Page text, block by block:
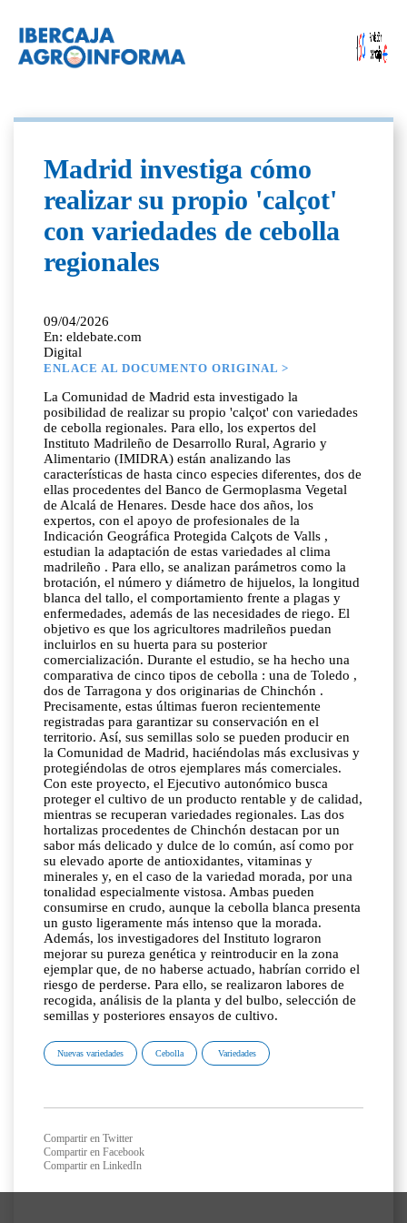
Madrid investiga cómo
realizar su propio 'calçot'
con variedades de cebolla
regionales
09/04/2026
En: eldebate.com
Digital
ENLACE AL DOCUMENTO ORIGINAL >
La Comunidad de Madrid esta investigado la
posibilidad de realizar su propio 'calçot' con variedades
de cebolla regionales. Para ello, los expertos del
Instituto Madrileño de Desarrollo Rural, Agrario y
Alimentario (IMIDRA) están analizando las
características de hasta cinco especies diferentes, dos de
ellas procedentes del Banco de Germoplasma Vegetal
de Alcalá de Henares. Desde hace dos años, los
expertos, con el apoyo de profesionales de la
Indicación Geográfica Protegida Calçots de Valls ,
estudian la adaptación de estas variedades al clima
madrileño . Para ello, se analizan parámetros como la
brotación, el número y diámetro de hijuelos, la longitud
blanca del tallo, el comportamiento frente a plagas y
enfermedades, además de las necesidades de riego. El
objetivo es que los agricultores madrileños puedan
incluirlos en su huerta para su posterior
comercialización. Durante el estudio, se ha hecho una
comparativa de cinco tipos de cebolla : una de Toledo ,
dos de Tarragona y dos originarias de Chinchón .
Precisamente, estas últimas fueron recientemente
registradas para garantizar su conservación en el
territorio. Así, sus semillas solo se pueden producir en
la Comunidad de Madrid, haciéndolas más exclusivas y
protegiéndolas de otros ejemplares más comerciales.
Con este proyecto, el Ejecutivo autonómico busca
proteger el cultivo de un producto rentable y de calidad,
mientras se recuperan variedades regionales. Las dos
hortalizas procedentes de Chinchón destacan por un
sabor más delicado y dulce de lo común, así como por
su elevado aporte de antioxidantes, vitaminas y
minerales y, en el caso de la variedad morada, por una
tonalidad especialmente vistosa. Ambas pueden
consumirse en crudo, aunque la cebolla blanca presenta
un gusto ligeramente más intenso que la morada.
Además, los investigadores del Instituto lograron
mejorar su pureza genética y reintroducir en la zona
ejemplar que, de no haberse actuado, habrían corrido el
riesgo de perderse. Para ello, se realizaron labores de
recogida, análisis de la planta y del bulbo, selección de
semillas y posteriores ensayos de cultivo.
Nuevas variedades Cebolla Variedades
Compartir en Twitter
Compartir en Facebook
Compartir en LinkedIn